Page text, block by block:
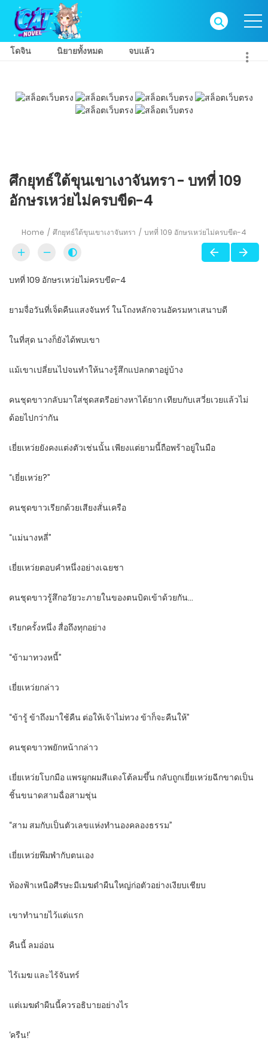
โดจิน นิยายทั้งหมด จบแล้ว
ศึกยุทธ์ใต้ขุนเขาเงาจันทรา - บทที่ 109
อักษรเหว่ยไม่ครบขีด-4
Home ศึกยุทธ์ใต้ขุนเขาเงาจันทรา บทที่ 109 อักษรเหว่ยไม่ครบขีด-4
บทที่ 109 อักษรเหว่ยไม่ครบขีด-4
ยามจื่อวันที่เจ็ดคืนแสงจันทร์ ในโถงหลักจวนอัครมหาเสนาบดี
ในที่สุด นางก็ยังได้พบเขา
แม้เขาเปลี่ยนไปจนทำให้นางรู้สึกแปลกตาอยู่บ้าง
คนชุดขาวกลับมาใส่ชุดสตรีอย่างหาได้ยาก เทียบกับเสวี่ยเวยแล้วไม่
ด้อยไปกว่ากัน
เยี่ยเหว่ยยังคงแต่งตัวเช่นนั้น เพียงแต่ยามนี้ถือพร้าอยู่ในมือ
“เยี่ยเหว่ย?”
คนชุดขาวเรียกด้วยเสียงสั่นเครือ
“แม่นางหลี่”
เยี่ยเหว่ยตอบคำหนึ่งอย่างเฉยชา
คนชุดขาวรู้สึกอวัยวะภายในของตนบิดเข้าด้วยกัน…
เรียกครั้งหนึ่ง สื่อถึงทุกอย่าง
“ข้ามาทวงหนี้”
เยี่ยเหว่ยกล่าว
“ข้ารู้ ข้าถึงมาใช้คืน ต่อให้เจ้าไม่ทวง ข้าก็จะคืนให้”
คนชุดขาวพยักหน้ากล่าว
เยี่ยเหว่ยโบกมือ แพรผูกผมสีแดงโต้ลมขึ้น กลับถูกเยี่ยเหว่ยฉีกขาดเป็น
ชิ้นขนาดสามฉื่อสามชุ่น
“สาม สมกับเป็นตัวเลขแห่งทำนองคลองธรรม”
เยี่ยเหว่ยพึมพำกับตนเอง
ท้องฟ้าเหนือศีรษะมีเมฆดำผืนใหญ่ก่อตัวอย่างเงียบเชียบ
เขาทำนายไว้แต่แรก
คืนนี้ ลมอ่อน
ไร้เมฆ และไร้จันทร์
แต่เมฆดำผืนนี้ควรอธิบายอย่างไร
‘ครืน!’